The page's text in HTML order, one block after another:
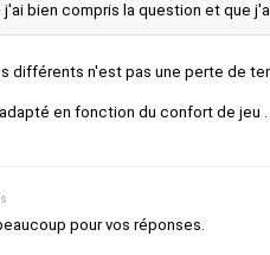
j'ai bien compris la question et que
différents n'est pas une perte de
en fonction du confort de jeu .
pour vos réponses.